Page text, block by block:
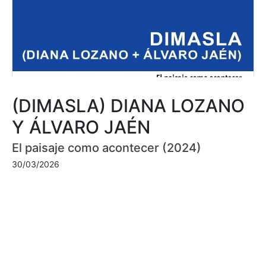
(DIMASLA) DIANA LOZANO
Y ÁLVARO JAÉN
El paisaje como acontecer (2024)
30/03/2026